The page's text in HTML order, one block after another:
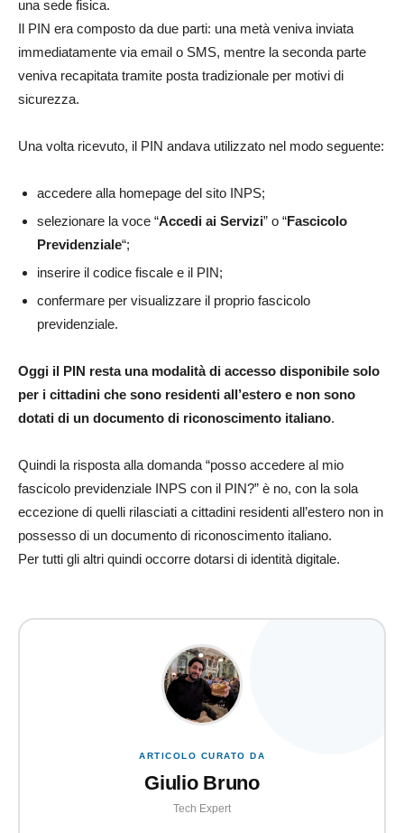
una sede fisica.
Il PIN era composto da due parti: una metà veniva inviata
immediatamente via email o SMS, mentre la seconda parte
veniva recapitata tramite posta tradizionale per motivi di
sicurezza.
Una volta ricevuto, il PIN andava utilizzato nel modo seguente:
accedere alla homepage del sito INPS;
selezionare la voce “Accedi ai Servizi” o “Fascicolo
Previdenziale“;
inserire il codice fiscale e il PIN;
confermare per visualizzare il proprio fascicolo
previdenziale.
Oggi il PIN resta una modalità di accesso disponibile solo
per i cittadini che sono residenti all’estero e non sono
dotati di un documento di riconoscimento italiano.
Quindi la risposta alla domanda “posso accedere al mio
fascicolo previdenziale INPS con il PIN?” è no, con la sola
eccezione di quelli rilasciati a cittadini residenti all’estero non in
possesso di un documento di riconoscimento italiano.
Per tutti gli altri quindi occorre dotarsi di identità digitale.
ARTICOLO CURATO DA
Giulio Bruno
Tech Expert